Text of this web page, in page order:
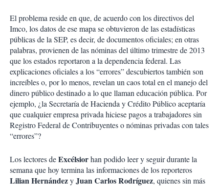
El problema reside en que, de acuerdo con los directivos del
Imco, los datos de ese mapa se obtuvieron de las estadísticas
públicas de la SEP, es decir, de documentos oficiales; en otras
palabras, provienen de las nóminas del último trimestre de 2013
que los estados reportaron a la dependencia federal. Las
explicaciones oficiales a los “errores” descubiertos también son
increíbles o, por lo menos, revelan un caos total en el manejo del
dinero público destinado a lo que llaman educación pública. Por
ejemplo, ¿la Secretaría de Hacienda y Crédito Público aceptaría
que cualquier empresa privada hiciese pagos a trabajadores sin
Registro Federal de Contribuyentes o nóminas privadas con tales
“errores”?
Los lectores deExcélsiorhan podido leer y seguir durante la
semana que hoy termina las informaciones de los reporteros
LilianHernándezyJuanCarlosRodríguez, quienes sin más